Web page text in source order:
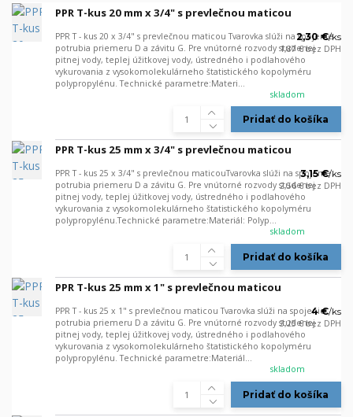
PPR T-kus 20 mm x 3/4" s prevlečnou maticou
PPR T - kus 20 x 3/4" s prevlečnou maticou Tvarovka slúži na spojenie
potrubia priemeru D a závitu G. Pre vnútorné rozvody studenej
pitnej vody, teplej úžitkovej vody, ústredného i podlahového
vykurovania z vysokomolekulárneho štatistického kopolyméru
polypropylénu. Technické parametre:Materi...
2,30 €/ks
1,87 €bez DPH
skladom
Pridať do košíka
PPR T-kus 25 mm x 3/4" s prevlečnou maticou
PPR T - kus 25 x 3/4" s prevlečnou maticouTvarovka slúži na spojenie
potrubia priemeru D a závitu G. Pre vnútorné rozvody studenej
pitnej vody, teplej úžitkovej vody, ústredného i podlahového
vykurovania z vysokomolekulárneho štatistického kopolyméru
polypropylénu.Technické parametre:Materiál: Polyp...
3,15 €/ks
2,56 €bez DPH
skladom
Pridať do košíka
PPR T-kus 25 mm x 1" s prevlečnou maticou
PPR T - kus 25 x 1" s prevlečnou maticou Tvarovka slúži na spojenie
potrubia priemeru D a závitu G. Pre vnútorné rozvody studenej
pitnej vody, teplej úžitkovej vody, ústredného i podlahového
vykurovania z vysokomolekulárneho štatistického kopolyméru
polypropylénu. Technické parametre:Materiál...
4 €/ks
3,25 €bez DPH
skladom
Pridať do košíka